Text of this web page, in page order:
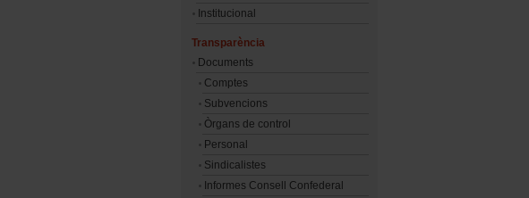
Institucional
Transparència
Documents
Comptes
Subvencions
Òrgans de control
Personal
Sindicalistes
Informes Consell Confederal